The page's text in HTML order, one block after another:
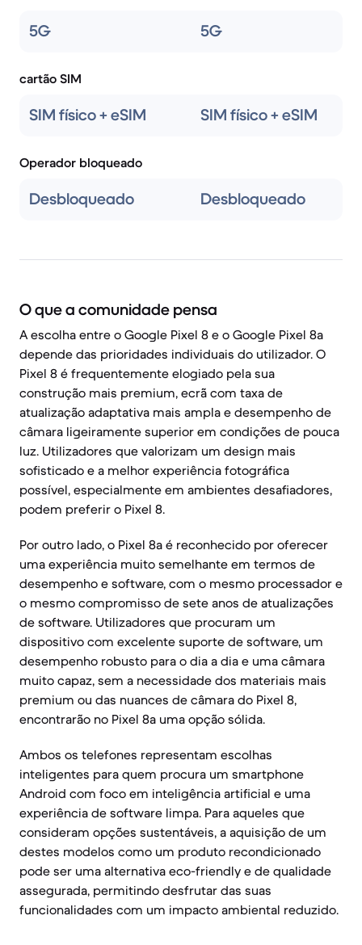
5G 5G
cartão SIM
SIM físico + eSIM SIM físico + eSIM
Operador bloqueado
Desbloqueado Desbloqueado
O que a comunidade pensa
A escolha entre o Google Pixel 8 e o Google Pixel 8a
depende das prioridades individuais do utilizador. O
Pixel 8 é frequentemente elogiado pela sua
construção mais premium, ecrã com taxa de
atualização adaptativa mais ampla e desempenho de
câmara ligeiramente superior em condições de pouca
luz. Utilizadores que valorizam um design mais
sofisticado e a melhor experiência fotográfica
possível, especialmente em ambientes desafiadores,
podem preferir o Pixel 8.
Por outro lado, o Pixel 8a é reconhecido por oferecer
uma experiência muito semelhante em termos de
desempenho e software, com o mesmo processador e
o mesmo compromisso de sete anos de atualizações
de software. Utilizadores que procuram um
dispositivo com excelente suporte de software, um
desempenho robusto para o dia a dia e uma câmara
muito capaz, sem a necessidade dos materiais mais
premium ou das nuances de câmara do Pixel 8,
encontrarão no Pixel 8a uma opção sólida.
Ambos os telefones representam escolhas
inteligentes para quem procura um smartphone
Android com foco em inteligência artificial e uma
experiência de software limpa. Para aqueles que
consideram opções sustentáveis, a aquisição de um
destes modelos como um produto recondicionado
pode ser uma alternativa eco-friendly e de qualidade
assegurada, permitindo desfrutar das suas
funcionalidades com um impacto ambiental reduzido.